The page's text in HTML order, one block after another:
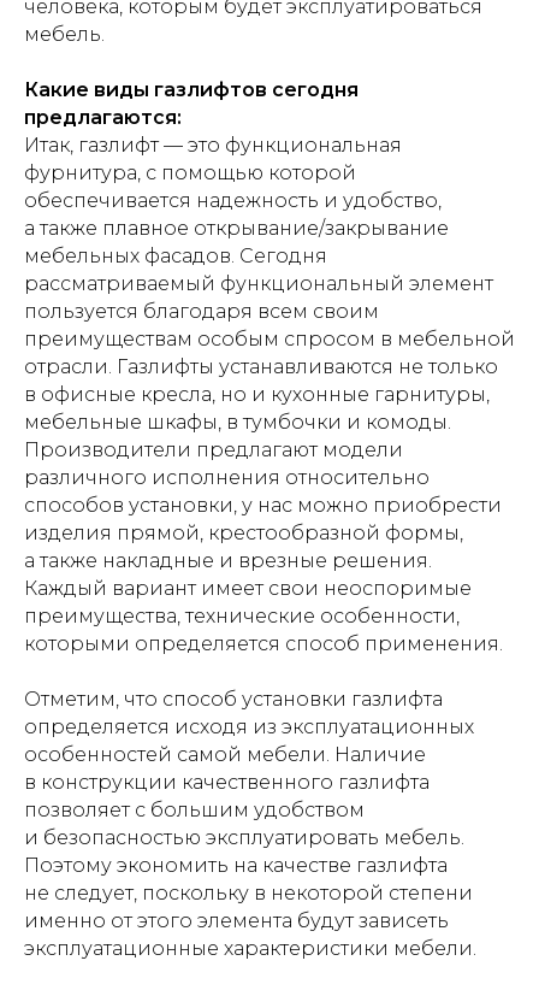
человека, которым будет эксплуатироваться
мебель.
Какие виды газлифтов сегодня
предлагаются:
Итак, газлифт — это функциональная
фурнитура, с помощью которой
обеспечивается надежность и удобство,
а также плавное открывание/закрывание
мебельных фасадов. Сегодня
рассматриваемый функциональный элемент
пользуется благодаря всем своим
преимуществам особым спросом в мебельной
отрасли. Газлифты устанавливаются не только
в офисные кресла, но и кухонные гарнитуры,
мебельные шкафы, в тумбочки и комоды.
Производители предлагают модели
различного исполнения относительно
способов установки, у нас можно приобрести
изделия прямой, крестообразной формы,
а также накладные и врезные решения.
Каждый вариант имеет свои неоспоримые
преимущества, технические особенности,
которыми определяется способ применения.
Отметим, что способ установки газлифта
определяется исходя из эксплуатационных
особенностей самой мебели. Наличие
в конструкции качественного газлифта
позволяет с большим удобством
и безопасностью эксплуатировать мебель.
Поэтому экономить на качестве газлифта
не следует, поскольку в некоторой степени
именно от этого элемента будут зависеть
эксплуатационные характеристики мебели.